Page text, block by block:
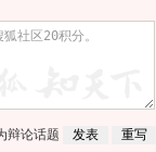
辩论话题